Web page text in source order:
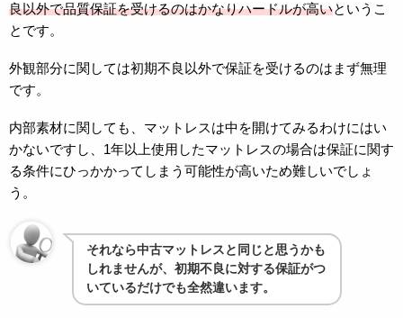
良以外で品質保証を受けるのはかなりハードルが高い というこ
とです。
外観部分に関しては初期不良以外で保証を受けるのはまず無理
です。
内部素材に関しても、マットレスは中を開けてみるわけにはい
かないですし、1年以上使用したマットレスの場合は保証に関す
る条件にひっかかってしまう可能性が高いため難しいでしょ
う。
それなら中古マットレスと同じと思うかも
しれませんが、初期不良に対する保証がつ
いているだけでも全然違います。